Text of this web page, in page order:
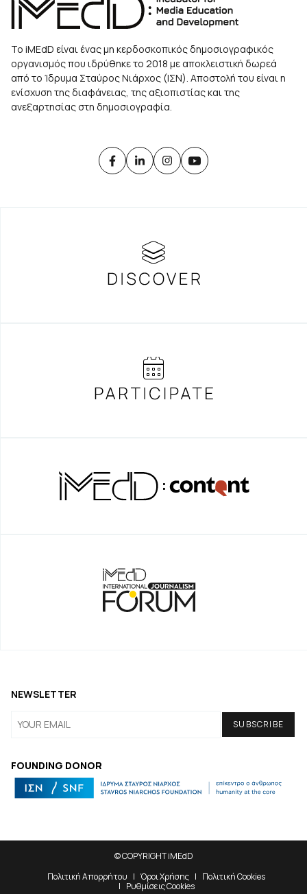
Το iMEdD είναι ένας μη κερδοσκοπικός δημοσιογραφικός
οργανισμός που ιδρύθηκε το 2018 με αποκλειστική δωρεά
από το Ίδρυμα Σταύρος Νιάρχος (ΙΣΝ). Αποστολή του είναι η
ενίσχυση της διαφάνειας, της αξιοπιστίας και της
ανεξαρτησίας στη δημοσιογραφία.
FOUNDING DONOR
NEWSLETTER
© COPYRIGHT iMEdD
Πολιτική Απορρήτου
Όροι Χρήσης
Πολιτική Cookies
Ρυθμίσεις Cookies